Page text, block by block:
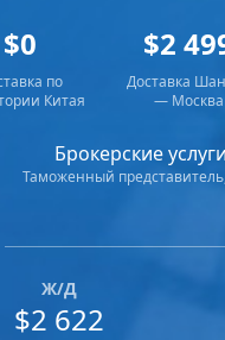
$0
по
Китая
$2
Доставка
— Москва
Брокерские
Таможенный
Ж/Д
$2 622